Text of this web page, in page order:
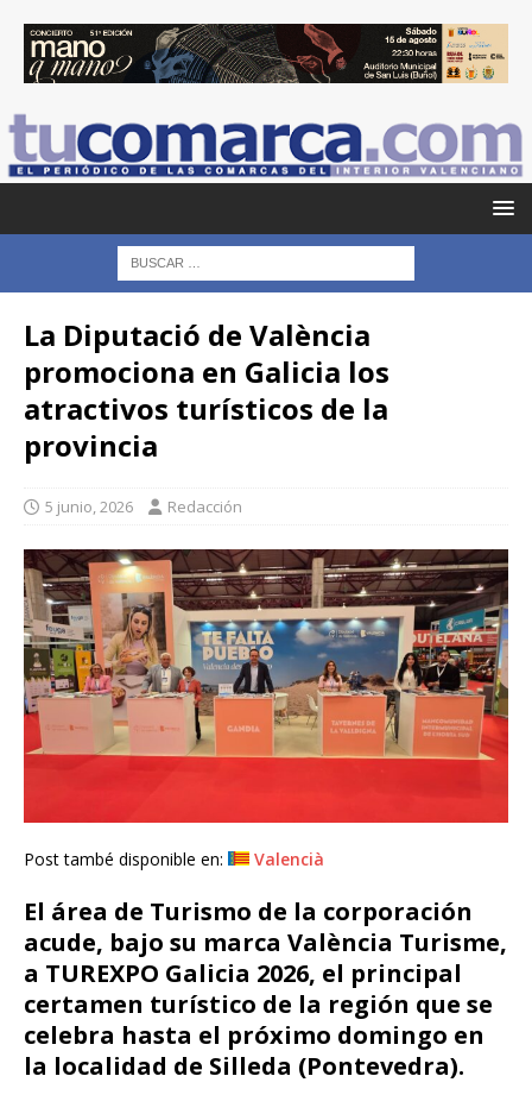
La Diputació de València
promociona en Galicia los
atractivos turísticos de la
provincia
5 junio, 2026 Redacción
Post també disponible en: Valencià
El área de Turismo de la corporación
acude, bajo su marca València Turisme,
a TUREXPO Galicia 2026, el principal
certamen turístico de la región que se
celebra hasta el próximo domingo en
la localidad de Silleda (Pontevedra).